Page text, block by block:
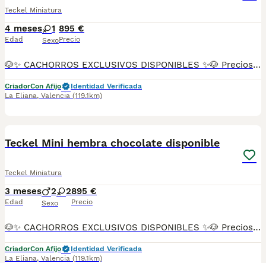
Teckel Miniatura
4 meses
Edad
1
Sexo
895 €
Precio
🐶✨ CACHORROS EXCLUSIVOS DISPONIBLES ✨🐶 Preciosos cachorros criados en ambiente familiar, rodeados de amor y cuidados desde el primer día ❤️ Totalmente socializados, cariñosos y acostumbrados al contacto con personas. 📦 Se entregan con todas las garantías: ✔️ Cartilla sanitaria ✔️ Vacunación al día 💉 ✔️ Desparasitación completa ✅ ✔️ Garantía vírica 😷 ✔️ Garantía congénita 👌 ✔️ Contrato de entrega ✍️ 📸 Síguenos en Instagram: @fincapaunais para ver fotos y vídeos reales ⚠️ Disponibilidad limitada ⚠️ Se reservan rápido. 📲 Contacto directo por WhatsApp: 671 454 202 Solo personas responsables
CriadorCon Afijo
Identidad Verificada
La Eliana, Valencia (119.1km)
Teckel Mini hembra chocolate disponible
Teckel Miniatura
3 meses
Edad
2 2
Sexo
895 €
Precio
🐶✨ CACHORROS EXCLUSIVOS DISPONIBLES ✨🐶 Preciosos cachorros criados en ambiente familiar, rodeados de amor y cuidados desde el primer día ❤️ Totalmente socializados, cariñosos y acostumbrados al contacto con personas. 📦 Se entregan con todas las garantías: ✔️ Cartilla sanitaria ✔️ Vacunación al día 💉 ✔️ Desparasitación completa ✅ ✔️ Garantía vírica 😷 ✔️ Garantía congénita 👌 ✔️ Contrato de entrega ✍️ 📸 Síguenos en Instagram: @fincapaunais para ver fotos y vídeos reales ⚠️ Disponibilidad limitada ⚠️ Se reservan rápido. 📲 Contacto directo por WhatsApp: 671 454 202 Solo personas responsables
CriadorCon Afijo
Identidad Verificada
La Eliana, Valencia (119.1km)